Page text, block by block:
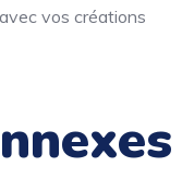
vos créations